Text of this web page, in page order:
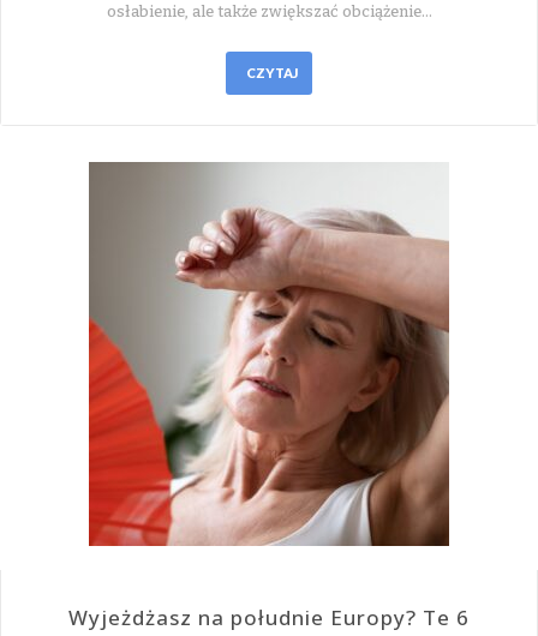
osłabienie, ale także zwiększać obciążenie…
CZYTAJ
Wyjeżdżasz na południe Europy? Te 6